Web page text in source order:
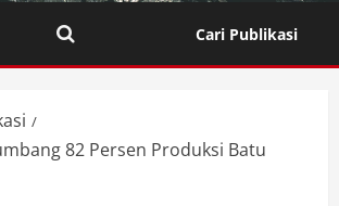
Cari Publikasi
82 Persen Produksi Batu